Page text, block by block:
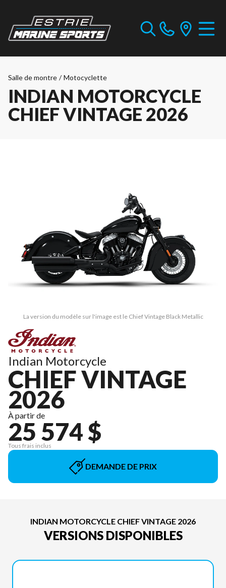
Salle de montre / Motocyclette
INDIAN MOTORCYCLE
CHIEF VINTAGE 2026
La version du modèle sur l'image est le Chief Vintage Black Metallic
Indian Motorcycle
CHIEF VINTAGE
2026
À partir de
25 574 $
Tous frais inclus
DEMANDE DE PRIX
INDIAN MOTORCYCLE CHIEF VINTAGE 2026
VERSIONS DISPONIBLES